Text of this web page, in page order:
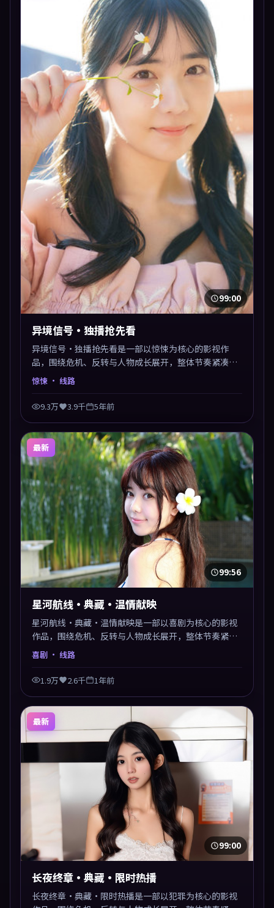
99:00
异境信号·独播抢先看
异境信号·独播抢先看是一部以惊悚为核心的影视作
品，围绕危机、反转与人物成长展开，整体节奏紧凑，
值得推荐观看。
惊悚 · 线路
9.3万 3.9千 5年前
最新
99:56
星河航线·典藏·温情献映
星河航线·典藏·温情献映是一部以喜剧为核心的影视
作品，围绕危机、反转与人物成长展开，整体节奏紧
凑，值得推荐观看。
喜剧 · 线路
1.9万 2.6千 1年前
最新
99:00
长夜终章·典藏·限时热播
长夜终章·典藏·限时热播是一部以犯罪为核心的影视